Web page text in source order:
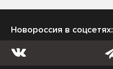
Новороссия в соцсетях: